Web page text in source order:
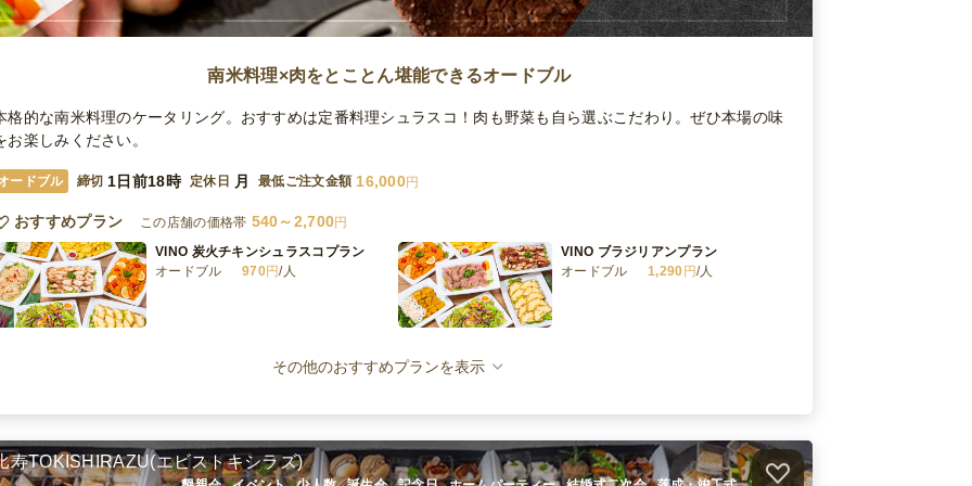
南米料理×肉をとことん堪能できるオードブル
格的な南米料理のケータリング。おすすめは定番料理シュラスコ！肉も野菜も自ら選ぶこだわり。ぜひ本場の味
お楽しみください。
ードブル 締切 1日前18時 定休日 月 最低ご注文金額 16,000円
おすすめプラン この店舗の価格帯 540～2,700円
VINO 炭火チキンシュラスコプラン
オードブル
970円/人
VINO ブラジリアンプラン
オードブル
1,290 円/人
1,620円/人
VINO シンプルプラン
オードブル
540円/人
VINO ローストビーフプラン
オードブル
750 /人
その他のおすすめプランを表示
寿TOKISHIRAZU(エビストキシラズ)